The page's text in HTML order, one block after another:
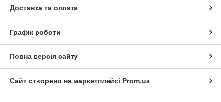
Доставка та оплата
Графік роботи
Повна версія сайту
Сайт створено на маркетплейсі Prom.ua